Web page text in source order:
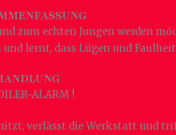
zum echten Jungen werden
lernt, dass Lügen und
ALARM !
verlässt die Werkstatt und